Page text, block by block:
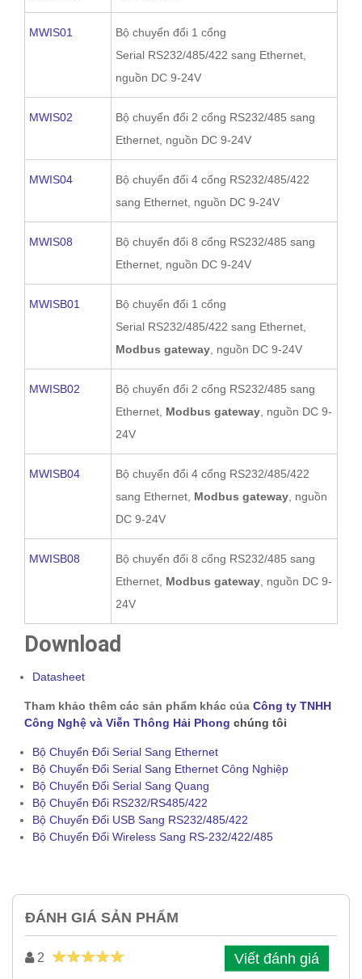
MWIS01
Bộ chuyển đổi 1 cổng
Serial RS232/485/422 sang Ethernet,
nguồn DC 9-24V
MWIS02
Bộ chuyển đổi 2 cổng RS232/485 sang
Ethernet, nguồn DC 9-24V
MWIS04
Bộ chuyển đổi 4 cổng RS232/485/422
sang Ethernet, nguồn DC 9-24V
MWIS08
Bộ chuyển đổi 8 cổng RS232/485 sang
Ethernet, nguồn DC 9-24V
MWISB01
Bộ chuyển đổi 1 cổng
Serial RS232/485/422 sang Ethernet,
Modbus gateway , nguồn DC 9-24V
MWISB02
Bộ chuyển đổi 2 cổng RS232/485 sang
Ethernet, Modbus gateway , nguồn DC 9-
24V
MWISB04
Bộ chuyển đổi 4 cổng RS232/485/422
sang Ethernet, Modbus gateway , nguồn
DC 9-24V
MWISB08
Bộ chuyển đổi 8 cổng RS232/485 sang
Ethernet, Modbus gateway , nguồn DC 9-
24V
Download
Datasheet
Tham khảo thêm các sản phẩm khác của Công ty TNHH
Công Nghệ và Viễn Thông Hải Phong chúng tôi
Bộ Chuyển Đổi Serial Sang Ethernet
Bộ Chuyển Đổi Serial Sang Ethernet Công Nghiệp
Bộ Chuyển Đổi Serial Sang Quang
Bộ Chuyển Đổi RS232/RS485/422
Bộ Chuyển Đổi USB Sang RS232/485/422
Bộ Chuyển Đổi Wireless Sang RS-232/422/485
ĐÁNH GIÁ SẢN PHẨM
2 Viết đánh giá